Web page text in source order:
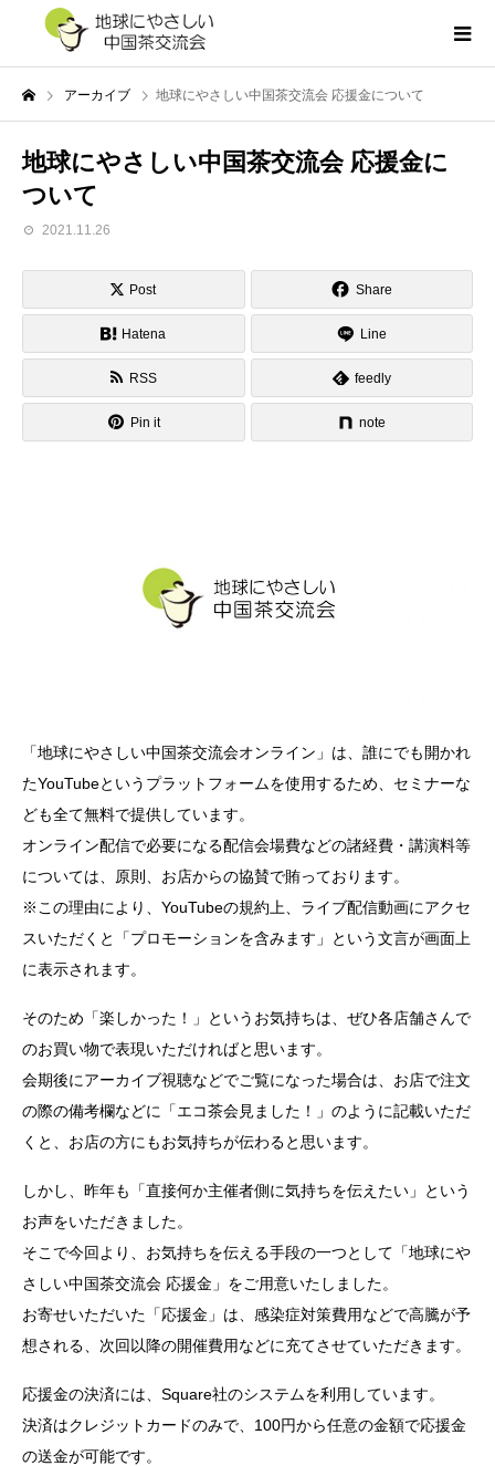
アーカイブ 地球にやさしい中国茶交流会 応援金について
地球にやさしい中国茶交流会 応援金に
ついて
2021.11.26
Post Share
Hatena Line
RSS feedly
Pin it note
「地球にやさしい中国茶交流会オンライン」は、誰にでも開かれ
たYouTubeというプラットフォームを使用するため、セミナーな
ども全て無料で提供しています。
オンライン配信で必要になる配信会場費などの諸経費・講演料等
については、原則、お店からの協賛で賄っております。
※この理由により、YouTubeの規約上、ライブ配信動画にアクセ
スいただくと「プロモーションを含みます」という文言が画面上
に表示されます。
そのため「楽しかった！」というお気持ちは、ぜひ各店舗さんで
のお買い物で表現いただければと思います。
会期後にアーカイブ視聴などでご覧になった場合は、お店で注文
の際の備考欄などに「エコ茶会見ました！」のように記載いただ
くと、お店の方にもお気持ちが伝わると思います。
しかし、昨年も「直接何か主催者側に気持ちを伝えたい」という
お声をいただきました。
そこで今回より、お気持ちを伝える手段の一つとして「地球にや
さしい中国茶交流会 応援金」をご用意いたしました。
お寄せいただいた「応援金」は、感染症対策費用などで高騰が予
想される、次回以降の開催費用などに充てさせていただきます。
応援金の決済には、Square社のシステムを利用しています。
決済はクレジットカードのみで、100円から任意の金額で応援金
の送金が可能です。